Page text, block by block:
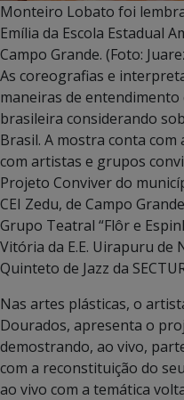
Monteiro Lobato foi
Emília da Escola Estadual
Campo Grande. (Foto:
As coreografias e
maneiras de entendimento
brasileira considerando
Brasil. A mostra conta
com artistas e grupos
Projeto Conviver do
CEI Zedu, de Campo
Grupo Teatral “Flôr e
Vitória da E.E. Uirapuru de
Quinteto de Jazz da
Nas artes plásticas, o
Dourados, apresenta o
demostrando, ao vivo,
com a reconstituição do
ao vivo com a temática